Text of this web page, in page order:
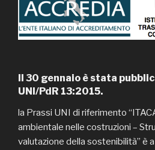
Il 30 gennaio è stata
UNI/PdR 13:2015.
la Prassi UNI di riferimento
ambientale nelle costruzioni –
valutazione della sostenibilità” è